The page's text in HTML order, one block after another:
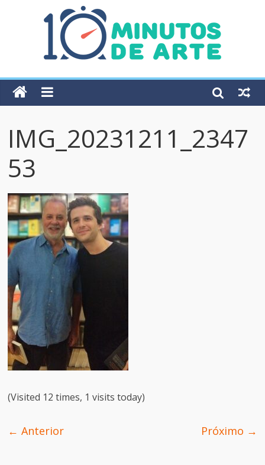
IMG_20231211_2347
53
(Visited 12 times, 1 visits today)
← Anterior Próximo →